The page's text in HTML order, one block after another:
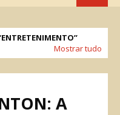
ENTRETENIMENTO
Mostrar tudo
A